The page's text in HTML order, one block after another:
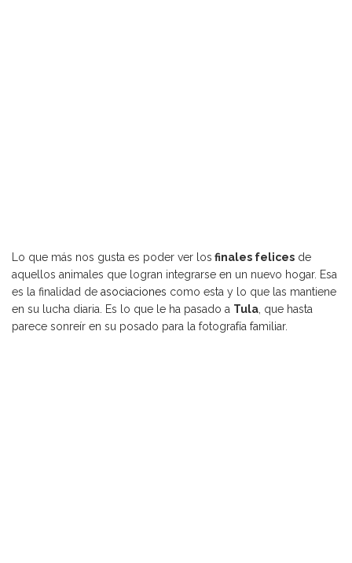
Lo que más nos gusta es poder ver los finales felices de
aquellos animales que logran integrarse en un nuevo hogar. Esa
es la finalidad de asociaciones como esta y lo que las mantiene
en su lucha diaria. Es lo que le ha pasado a Tula, que hasta
parece sonreír en su posado para la fotografía familiar.